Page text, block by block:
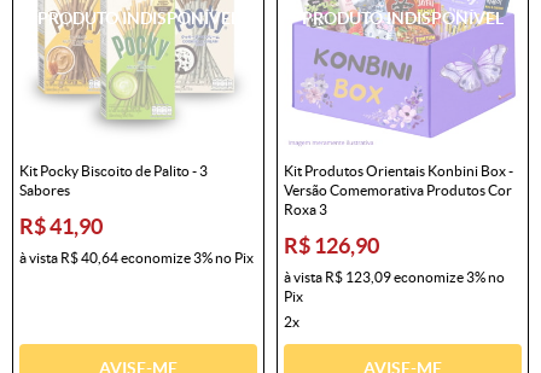
Kit Pocky Biscoito de Palito - 3
Sabores
R$ 41,90
à vista R$ 40,64economize3%no Pix
AVISE-ME
Kit Produtos Orientais Konbini Box -
Versão Comemorativa Produtos Cor
Roxa 3
R$ 126,90
à vista R$ 123,09economize3%no
Pix
2x
AVISE-ME